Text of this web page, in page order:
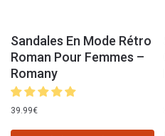
Sandales En Mode Rétro
Roman Pour Femmes –
Romany
39.99€